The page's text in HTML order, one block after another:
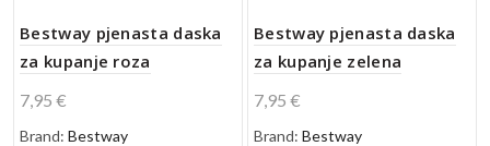
Bestway pjenasta daska
za kupanje roza
7,95€
Brand:Bestway
Bestway pjenasta daska
za kupanje zelena
7,95€
Brand:Bestway